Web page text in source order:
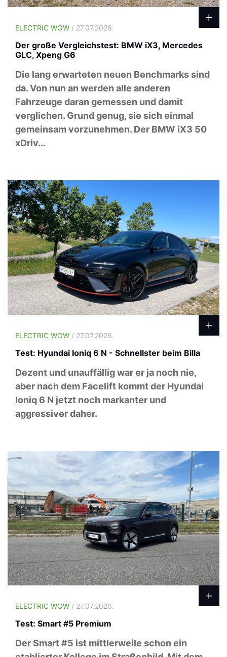
ELECTRIC WOW / 27.07.2026.
Der große Vergleichstest: BMW iX3, Mercedes
GLC, Xpeng G6
Die lang erwarteten neuen Benchmarks sind
da. Von nun an werden alle anderen
Fahrzeuge daran gemessen und damit
verglichen. Grund genug, sie sich einmal
gemeinsam vorzunehmen. Der BMW iX3 50
xDriv...
ELECTRIC WOW / 27.07.2026.
Test: Hyundai Ioniq 6 N - Schnellster beim Billa
Dezent und unauffällig war er ja noch nie,
aber nach dem Facelift kommt der Hyundai
Ioniq 6 N jetzt noch markanter und
aggressiver daher.
ELECTRIC WOW / 27.07.2026.
Test: Smart #5 Premium
Der Smart #5 ist mittlerweile schon ein